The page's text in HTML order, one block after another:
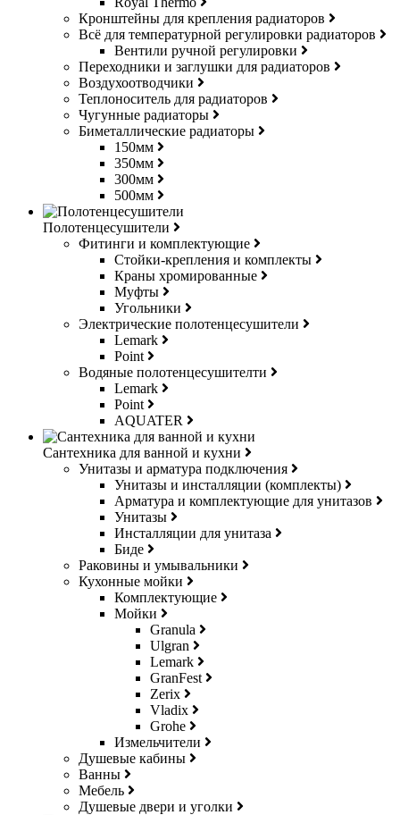
Кронштейны для крепления радиаторов
Всё для температурной регулировки радиаторов
Вентили ручной регулировки
Переходники и заглушки для радиаторов
Воздухоотводчики
Теплоноситель для радиаторов
Чугунные радиаторы
Биметаллические радиаторы
150мм
350мм
300мм
500мм
Полотенцесушители
Фитинги и комплектующие
Стойки-крепления и комплекты
Краны хромированные
Муфты
Угольники
Электрические полотенцесушители
Lemark
Point
Водяные полотенцесушителти
Lemark
Point
AQUATER
Сантехника для ванной и кухни
Унитазы и арматура подключения
Унитазы и инсталляции (комплекты)
Арматура и комплектующие для унитазов
Унитазы
Инсталляции для унитаза
Биде
Раковины и умывальники
Кухонные мойки
Комплектующие
Мойки
Granula
Ulgran
Lemark
GranFest
Zerix
Vladix
Grohe
Измельчители
Душевые кабины
Ванны
Мебель
Душевые двери и уголки